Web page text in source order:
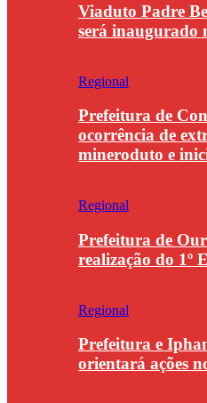
Viaduto Padre
será inaugurado
Regional
Prefeitura de
ocorrência de
mineroduto e
Regional
Prefeitura de
realização do 1º
Regional
Prefeitura e
orientará ações